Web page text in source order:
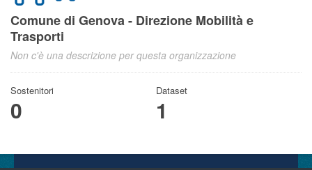
Comune di Genova - Direzione Mobilità e
Trasporti
Non c'è una descrizione per questa organizzazione
Sostenitori
0
Dataset
1